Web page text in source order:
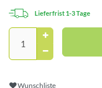
Lieferfrist 1-3 Tage
Wunschliste